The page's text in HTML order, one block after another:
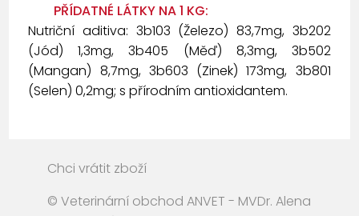
PŘÍDATNÉ LÁTKY NA 1 KG:
Nutriční aditiva: 3b103 (Železo) 83,7mg, 3b202
(Jód) 1,3mg, 3b405 (Měď) 8,3mg, 3b502
(Mangan) 8,7mg, 3b603 (Zinek) 173mg, 3b801
(Selen) 0,2mg; s přírodním antioxidantem.
Chci vrátit zboží
© Veterinární obchod ANVET - MVDr. Alena